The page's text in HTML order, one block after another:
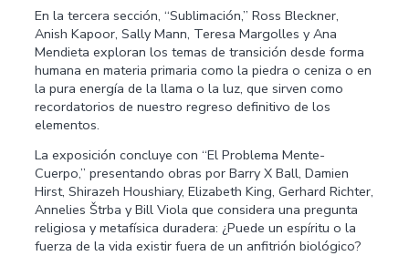
En la tercera sección, “Sublimación,” Ross Bleckner,
Anish Kapoor, Sally Mann, Teresa Margolles y Ana
Mendieta exploran los temas de transición desde forma
humana en materia primaria como la piedra o ceniza o en
la pura energía de la llama o la luz, que sirven como
recordatorios de nuestro regreso definitivo de los
elementos.
La exposición concluye con “El Problema Mente-
Cuerpo,” presentando obras por Barry X Ball, Damien
Hirst, Shirazeh Houshiary, Elizabeth King, Gerhard Richter,
Annelies Štrba y Bill Viola que considera una pregunta
religiosa y metafísica duradera: ¿Puede un espíritu o la
fuerza de la vida existir fuera de un anfitrión biológico?